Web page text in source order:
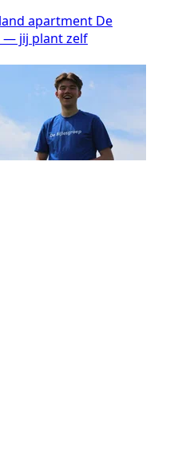
apartment De
— jij plant zelf